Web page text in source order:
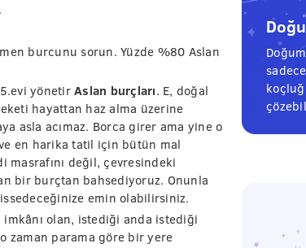
burcunu sorun. Yüzde %80 Aslan
yönetir Aslan burçları. E, doğal
hayattan haz alma üzerine
asla acımaz. Borca girer ama yine o
en harika tatil için bütün mal
masrafını değil, çevresindeki
bir burçtan bahsediyoruz. Onunla
emin olabilirsiniz.
olan, istediği anda istediği
zaman parama göre bir yere